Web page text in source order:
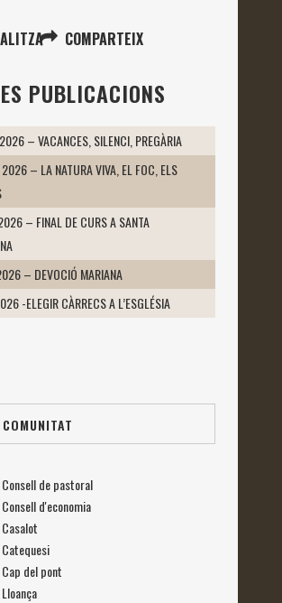
COMPARTEIX
PUBLICACIONS
– VACANCES, SILENCI, PREGÀRIA
– LA NATURA VIVA, EL FOC, ELS
– FINAL DE CURS A SANTA
– DEVOCIÓ MARIANA
-ELEGIR CÀRRECS A L’ESGLÉSIA
COMUNITAT
Consell de pastoral
Consell d'economia
Casalot
Catequesi
Cap del pont
Lloança